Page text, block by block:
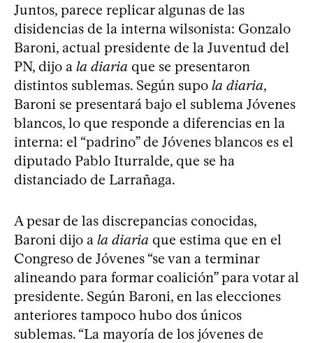
Juntos, parece replicar algunas de las
disidencias de la interna wilsonista: Gonzalo
Baroni, actual presidente de la Juventud del
PN, dijo a la diaria que se presentaron
distintos sublemas. Según supo la diaria,
Baroni se presentará bajo el sublema Jóvenes
blancos, lo que responde a diferencias en la
interna: el “padrino” de Jóvenes blancos es el
diputado Pablo Iturralde, que se ha
distanciado de Larrañaga.
A pesar de las discrepancias conocidas,
Baroni dijo a la diaria que estima que en el
Congreso de Jóvenes “se van a terminar
alineando para formar coalición” para votar al
presidente. Según Baroni, en las elecciones
anteriores tampoco hubo dos únicos
sublemas. “La mayoría de los jóvenes de